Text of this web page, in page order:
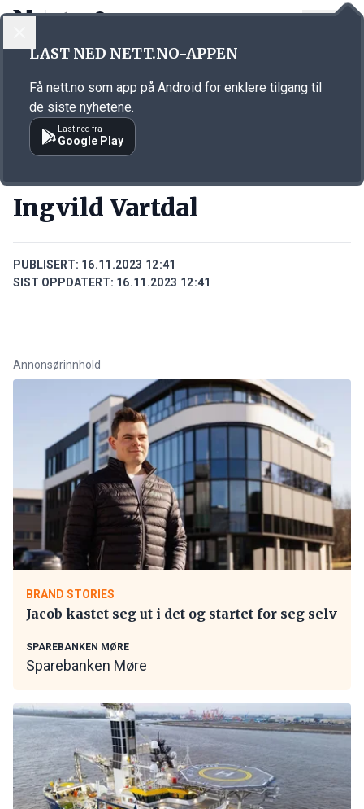
Annonsørinnhold
Ingvild Vartdal
PUBLISERT: 16.11.2023 12:41
SIST OPPDATERT: 16.11.2023 12:41
Annonsørinnhold
BRAND STORIES
Jacob kastet seg ut i det og startet for seg selv
SPAREBANKEN MØRE
Sparebanken Møre
LAST NED NETT.NO-APPEN
Få nett.no som app på Android for enklere tilgang til
de siste nyhetene.
Last ned fra
Google Play